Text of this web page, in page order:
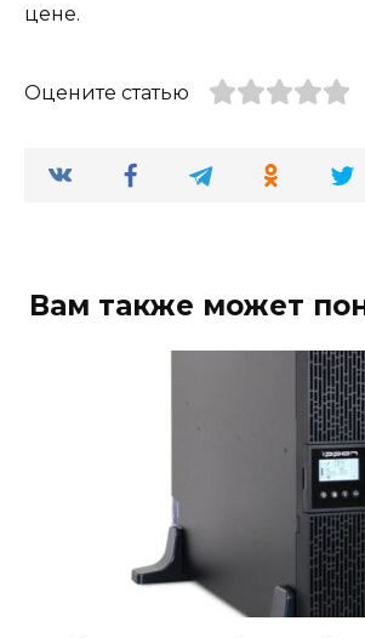
цене.
Оцените статью
Вам также может